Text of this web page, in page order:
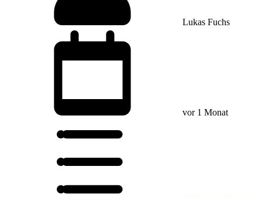
Lukas Fuchs
vor 1 Monat